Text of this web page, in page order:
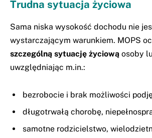
Trudna sytuacja życiowa
Sama niska wysokość dochodu nie
wystarczającym warunkiem. MOPS
szczególną sytuację życiową osoby
uwzględniając m.in.:
bezrobocie i brak możliwości
długotrwałą chorobę,
samotne rodzicielstwo,